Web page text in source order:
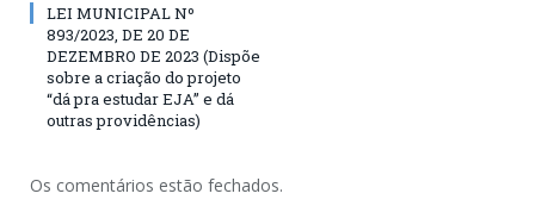
LEI MUNICIPAL Nº
893/2023, DE 20 DE
DEZEMBRO DE 2023 (Dispõe
sobre a criação do projeto
“dá pra estudar EJA” e dá
outras providências)
Os comentários estão fechados.